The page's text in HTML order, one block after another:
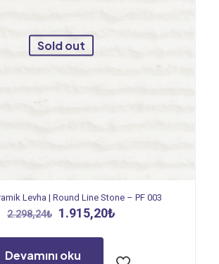
Sold out
Levha | Round Line Stone – PF 003
2.298,24₺ Orijinal
2.298,24₺.
1.915,20₺
1.915,20₺.
Devamını oku